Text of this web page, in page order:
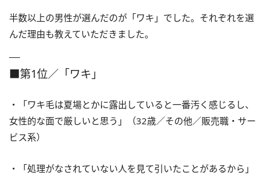
半数以上の男性が選んだのが「ワキ」でした。それぞれを選
んだ理由も教えていただきました。
■第1位／「ワキ」
・「ワキ毛は夏場とかに露出していると一番汚く感じるし、
女性的な面で厳しいと思う」（32歳／その他／販売職・サー
ビス系）
・「処理がなされていない人を見て引いたことがあるから」